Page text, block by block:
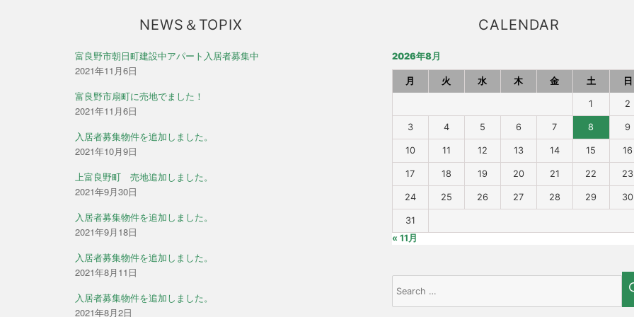
NEWS＆TOPIX
富良野市朝日町建設中アパート入居者募集中
2021年11月6日
富良野市扇町に売地でました！
2021年11月6日
入居者募集物件を追加しました。
2021年10月9日
上富良野町 売地追加しました。
2021年9月30日
入居者募集物件を追加しました。
2021年9月18日
入居者募集物件を追加しました。
2021年8月11日
入居者募集物件を追加しました。
2021年8月2日
CALENDAR
2026年8月
月 火 水 木 金 土 日
1 2
3 4 5 6 7 8 9
10 11 12 13 14 15 16
17 18 19 20 21 22 23
24 25 26 27 28 29 30
31
« 11月
Search
for: